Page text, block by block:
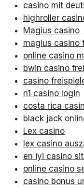
casino mit
highroller
Magius casino
magius casino
online casino
bwin casino
casino
n1 casino login
costa rica
black jack
Lex casino
lex casino
en iyi casino
online casino
casino bonus